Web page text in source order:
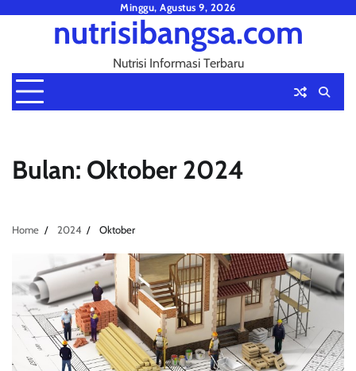
Minggu, Agustus 9, 2026
nutrisibangsa.com
Nutrisi Informasi Terbaru
Bulan: Oktober 2024
Home 2024 Oktober